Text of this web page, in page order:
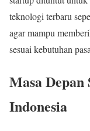
teknologi terbaru
agar mampu
sesuai kebutuhan
Masa
Indonesia